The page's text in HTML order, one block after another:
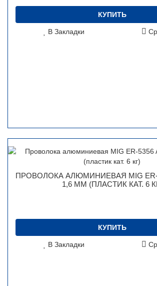
КУПИТЬ
В Закладки
ПРОВОЛОКА АЛЮМИНИЕВАЯ MIG ER-
1,6 ММ (ПЛАСТИК КАТ. 6
КУПИТЬ
В Закладки